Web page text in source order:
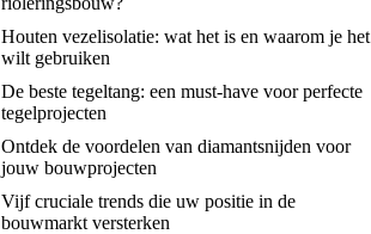
Houten vezelisolatie: wat het is en waarom je het
wilt gebruiken
De beste tegeltang: een must-have voor perfecte
tegelprojecten
Ontdek de voordelen van diamantsnijden voor
jouw bouwprojecten
Vijf cruciale trends die uw positie in de
bouwmarkt versterken